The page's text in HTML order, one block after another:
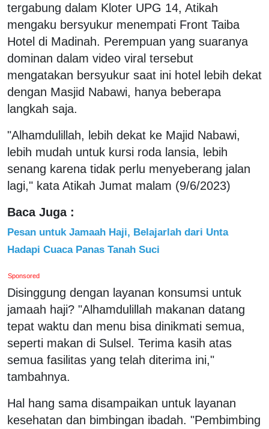
tergabung dalam Kloter UPG 14, Atikah
mengaku bersyukur menempati Front Taiba
Hotel di Madinah. Perempuan yang suaranya
dominan dalam video viral tersebut
mengatakan bersyukur saat ini hotel lebih dekat
dengan Masjid Nabawi, hanya beberapa
langkah saja.
"Alhamdulillah, lebih dekat ke Majid Nabawi,
lebih mudah untuk kursi roda lansia, lebih
senang karena tidak perlu menyeberang jalan
lagi," kata Atikah Jumat malam (9/6/2023)
Baca Juga :
Pesan untuk Jamaah Haji, Belajarlah dari Unta
Hadapi Cuaca Panas Tanah Suci
Sponsored
Disinggung dengan layanan konsumsi untuk
jamaah haji? "Alhamdulillah makanan datang
tepat waktu dan menu bisa dinikmati semua,
seperti makan di Sulsel. Terima kasih atas
semua fasilitas yang telah diterima ini,"
tambahnya.
Hal hang sama disampaikan untuk layanan
kesehatan dan bimbingan ibadah. "Pembimbing